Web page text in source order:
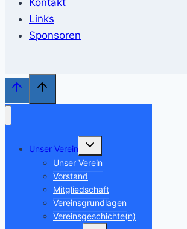
Kontakt
Links
Sponsoren
Unser Verein
Untermenü
Unser Verein
Vorstand
Mitgliedschaft
Vereinsgrundlagen
Vereinsgeschichte(n)